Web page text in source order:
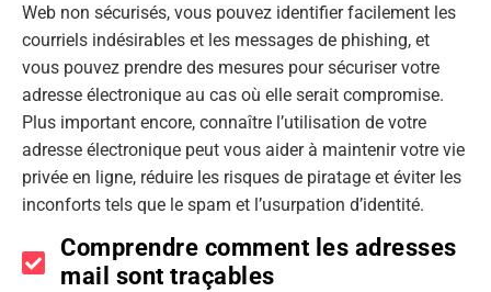
Web non sécurisés, vous pouvez identifier facilement les
courriels indésirables et les messages de phishing, et
vous pouvez prendre des mesures pour sécuriser votre
adresse électronique au cas où elle serait compromise.
Plus important encore, connaître l’utilisation de votre
adresse électronique peut vous aider à maintenir votre vie
privée en ligne, réduire les risques de piratage et éviter les
inconforts tels que le spam et l’usurpation d’identité.
Comprendre comment les adresses
mail sont traçables